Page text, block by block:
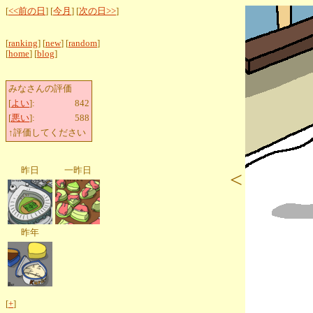
[<<前の日 ] [今月 ] [次の日>>]
[ranking] [new] [random]
[home] [blog]
みなさんの評価
[よい]:
842
[悪い]:
588
↑評価してください
昨日 一昨日
昨年
[+]
<